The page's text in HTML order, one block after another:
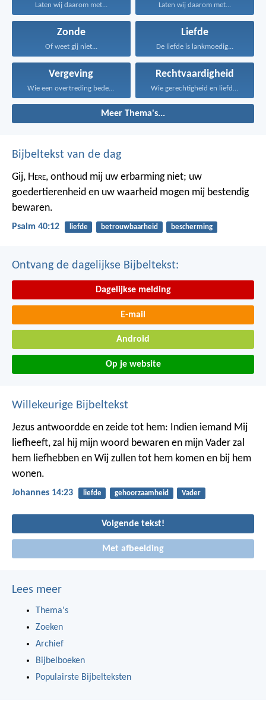
Laten wij daarom met... Laten wij daarom met...
Zonde
Of weet gij niet...
Liefde
De liefde is lankmoedig...
Vergeving
Wie een overtreding bedekt...
Rechtvaardigheid
Wie gerechtigheid en liefde...
Meer Thema's...
Bijbeltekst van de dag
Gij, Here, onthoud mij uw erbarming niet; uw
goedertierenheid en uw waarheid mogen mij bestendig
bewaren.
Psalm 40:12 liefde betrouwbaarheid bescherming
Ontvang de dagelijkse Bijbeltekst:
Dagelijkse melding
E-mail
Android
Op je website
Willekeurige Bijbeltekst
Jezus antwoordde en zeide tot hem: Indien iemand Mij
liefheeft, zal hij mijn woord bewaren en mijn Vader zal
hem liefhebben en Wij zullen tot hem komen en bij hem
wonen.
Johannes 14:23 liefde gehoorzaamheid Vader
Volgende tekst!
Met afbeelding
Lees meer
Thema's
Zoeken
Archief
Bijbelboeken
Populairste Bijbelteksten